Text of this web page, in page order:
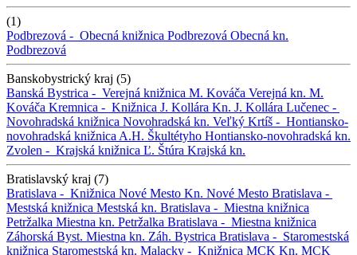
(1)
Podbrezová - Obecná knižnica Podbrezová Obecná kn.
Podbrezová
Banskobystrický kraj (5)
Banská Bystrica - Verejná knižnica M. Kováča Verejná kn. M.
Kováča Kremnica - Knižnica J. Kollára Kn. J. Kollára Lučenec -
Novohradská knižnica Novohradská kn. Veľký Krtíš - Hontiansko-
novohradská knižnica A.H. Škultétyho Hontiansko-novohradská kn.
Zvolen - Krajská knižnica Ľ. Štúra Krajská kn.
Bratislavský kraj (7)
Bratislava - Knižnica Nové Mesto Kn. Nové Mesto Bratislava -
Mestská knižnica Mestská kn. Bratislava - Miestna knižnica
Petržalka Miestna kn. Petržalka Bratislava - Miestna knižnica
Záhorská Byst. Miestna kn. Záh. Bystrica Bratislava - Staromestská
knižnica Staromestská kn. Malacky - Knižnica MCK Kn. MCK